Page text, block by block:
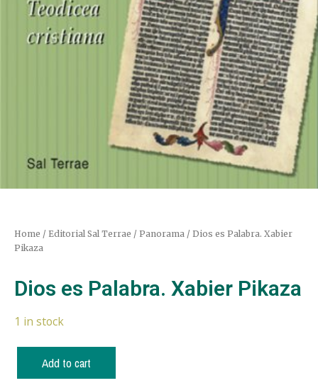
Home / Editorial Sal Terrae / Panorama / Dios es Palabra. Xabier
Pikaza
Dios es Palabra. Xabier Pikaza
1 in stock
Add to cart